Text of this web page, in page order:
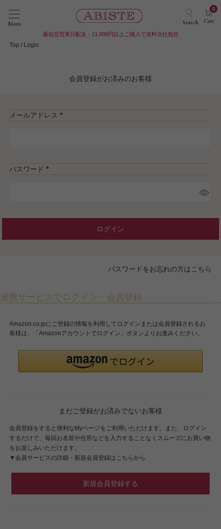
Menu Search Cart
0
最短翌営業日配送・11,000円以上ご購入で送料当社負担
Top Login
会員登録がお済みのお客様
メールアドレス
パスワード
ログイン
パスワードをお忘れの方はこちら
連携サービスでログイン・会員登録
Amazon.co.jpにご登録の情報を利用してログインまたは会員登録されるお
客様は、「Amazonアカウントでログイン」ボタンよりお進みください。
まだご登録がお済みでないお客様
会員登録をすると便利なMyページをご利用いただけます。また、ログイン
するだけで、毎回お名前や住所などを入力することなくスムーズにお買い物
をお楽しみいただけます。
▼会員サービスの詳細・新規会員登録はこちらから
新規会員登録する